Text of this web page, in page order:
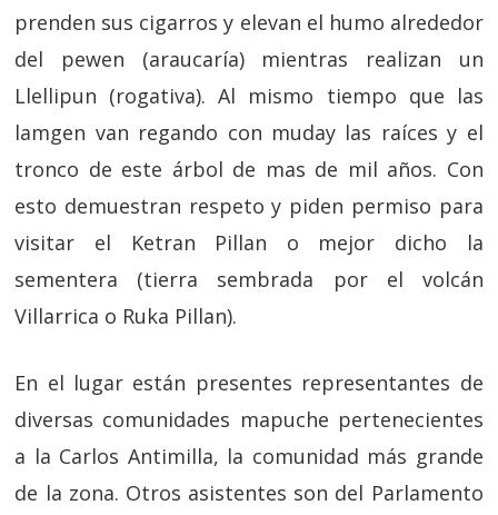
prenden sus cigarros y elevan el humo alrededor
del pewen (araucaría) mientras realizan un
Llellipun (rogativa). Al mismo tiempo que las
lamgen van regando con muday las raíces y el
tronco de este árbol de mas de mil años. Con
esto demuestran respeto y piden permiso para
visitar el Ketran Pillan o mejor dicho la
sementera (tierra sembrada por el volcán
Villarrica o Ruka Pillan).
En el lugar están presentes representantes de
diversas comunidades mapuche pertenecientes
a la Carlos Antimilla, la comunidad más grande
de la zona. Otros asistentes son del Parlamento